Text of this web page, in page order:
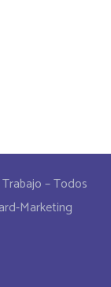
– Todos
Marketing